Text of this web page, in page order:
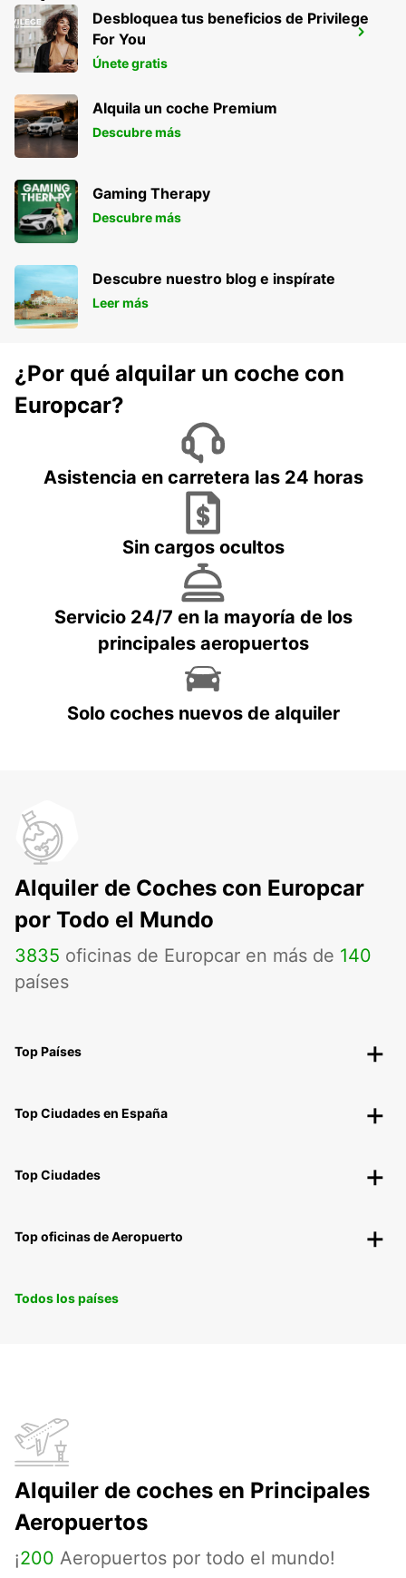
ESTACIÓN DE TREN DE MARMANDE
MARMANDE - FRANCE
Desbloquea tus beneficios de Privilege
For You
Únete gratis
Alquila un coche Premium
Descubre más
Gaming Therapy
Descubre más
Descubre nuestro blog e inspírate
Leer más
¿Por qué alquilar un coche con
Europcar?
Asistencia en carretera las 24 horas
Sin cargos ocultos
Servicio 24/7 en la mayoría de los
principales aeropuertos
Solo coches nuevos de alquiler
Alquiler de Coches con Europcar
por Todo el Mundo
3835 oficinas de Europcar en más de 140
países
Top Países
Top Ciudades en España
Top Ciudades
Top oficinas de Aeropuerto
Todos los países
Alquiler de coches en Principales
Aeropuertos
¡200 Aeropuertos por todo el mundo!